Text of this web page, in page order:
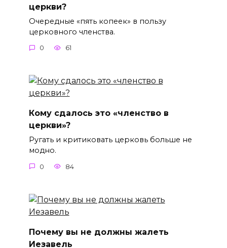
церкви?
Очередные «пять копеек» в пользу
церковного членства.
0 61
Кому сдалось это «членство в
церкви»?
Ругать и критиковать церковь больше не
модно.
0 84
Почему вы не должны жалеть
Иезавель